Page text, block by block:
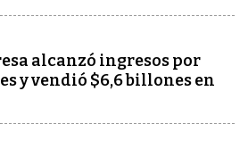
alcanzó ingresos por
y vendió $6,6 billones en